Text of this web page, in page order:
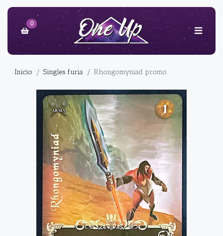
0
Inicio Singles furia Rhongomyniad promo